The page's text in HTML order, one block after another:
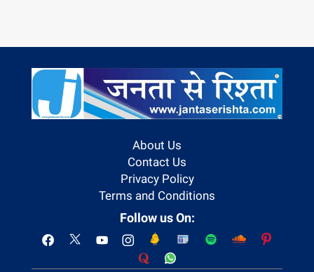
About Us
Contact Us
Privacy Policy
Terms and Conditions
Follow us On: